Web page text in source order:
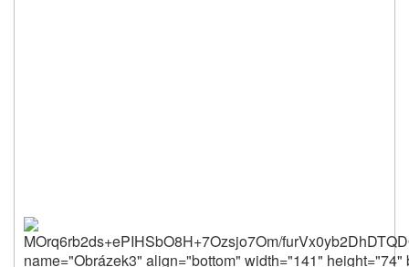
MOrq6rb2ds+ePIHSbO8H+7Ozsjo7Om/